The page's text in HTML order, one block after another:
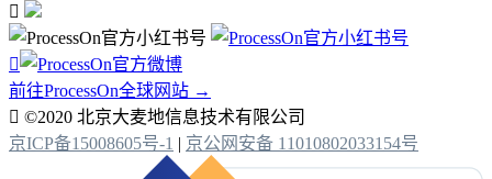


前往ProcessOn全球网站 →
 ©2020 北京大麦地信息技术有限公司
京ICP备15008605号-1 | 京公网安备 11010802033154号